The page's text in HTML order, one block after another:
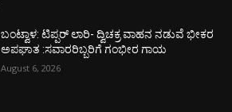
ಬಂಟ್ವಾಳ: ಟಿಪ್ಪರ್ ಲಾರಿ- ದ್ವಿಚಕ್ರ ವಾಹನ ನಡುವೆ ಭೀಕರ
ಅಪಘಾತ :ಸವಾರರಿಬ್ಬರಿಗೆ ಗಂಭೀರ ಗಾಯ
August 6, 2026